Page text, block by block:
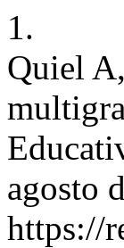
1.
Quiel
agosto
https://